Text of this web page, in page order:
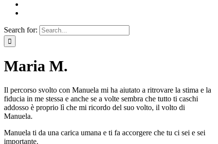
Search for:
Maria M.
Il percorso svolto con Manuela mi ha aiutato a ritrovare la stima e la
fiducia in me stessa e anche se a volte sembra che tutto ti caschi
addosso è proprio lì che mi ricordo del suo volto, il volto di
Manuela.
Manuela ti da una carica umana e ti fa accorgere che tu ci sei e sei
importante.